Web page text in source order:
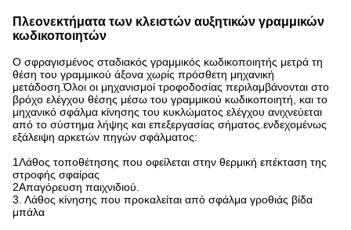
Πλεονεκτήματα των κλειστών αυξητικών γραμμικών
κωδικοποιητών
Ο σφραγισμένος σταδιακός γραμμικός κωδικοποιητής μετρά τη
θέση του γραμμικού άξονα χωρίς πρόσθετη μηχανική
μετάδοση.Όλοι οι μηχανισμοί τροφοδοσίας περιλαμβάνονται στο
βρόχο ελέγχου θέσης μέσω του γραμμικού κωδικοποιητή, και το
μηχανικό σφάλμα κίνησης του κυκλώματος ελέγχου ανιχνεύεται
από το σύστημα λήψης και επεξεργασίας σήματος.ενδεχομένως
εξάλειψη αρκετών πηγών σφάλματος:
1Λάθος τοποθέτησης που οφείλεται στην θερμική επέκταση της
στροφής σφαίρας
2Απαγόρευση παιχνιδιού.
3. Λάθος κίνησης που προκαλείται από σφάλμα γροθιάς βίδα
μπάλα